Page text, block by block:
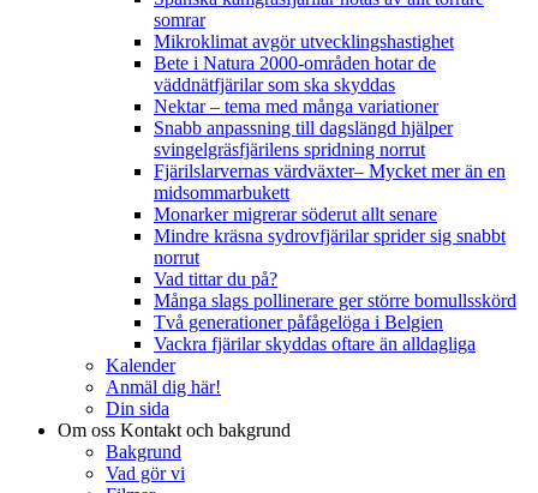
somrar
Mikroklimat avgör utvecklingshastighet
Bete i Natura 2000-områden hotar de
väddnätfjärilar som ska skyddas
Nektar – tema med många variationer
Snabb anpassning till dagslängd hjälper
svingelgräsfjärilens spridning norrut
Fjärilslarvernas värdväxter– Mycket mer än en
midsommarbukett
Monarker migrerar söderut allt senare
Mindre kräsna sydrovfjärilar sprider sig snabbt
norrut
Vad tittar du på?
Många slags pollinerare ger större bomullsskörd
Två generationer påfågelöga i Belgien
Vackra fjärilar skyddas oftare än alldagliga
Kalender
Anmäl dig här!
Din sida
Om oss Kontakt och bakgrund
Bakgrund
Vad gör vi